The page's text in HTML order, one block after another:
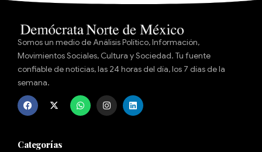
Somos un medio de Análisis Político, Información,
Movimientos Sociales, Cultura y Sociedad. Tu fuente
confiable de noticias, las 24 horas del día, los 7 días de la
semana.
Categorías